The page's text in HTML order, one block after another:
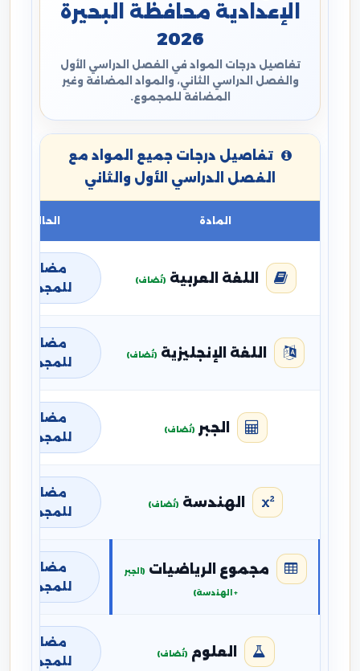
الإعدادية محافظة البحيرة
2026
تفاصيل درجات المواد في الفصل الدراسي الأول
والفصل الدراسي الثاني، والمواد المضافة وغير
المضافة للمجموع.
تفاصيل درجات جميع المواد مع
الفصل الدراسي الأول والثاني
المادة الحالة
اللغة العربية (تُضاف)
مضافة
للمجموع
اللغة الإنجليزية (تُضاف)
مضافة
للمجموع
الجبر (تُضاف)
مضافة
للمجموع
الهندسة (تُضاف)
مضافة
للمجموع
مجموع الرياضيات (الجبر
+ الهندسة)
مضافة
للمجموع
العلوم (تُضاف)
مضافة
للمجموع